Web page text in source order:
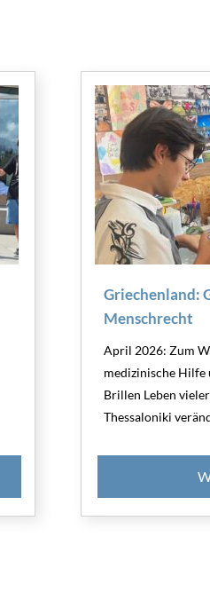
Griechenland:
Menschrecht
April 2026: Zum
medizinische
Brillen Leben
Thessaloniki